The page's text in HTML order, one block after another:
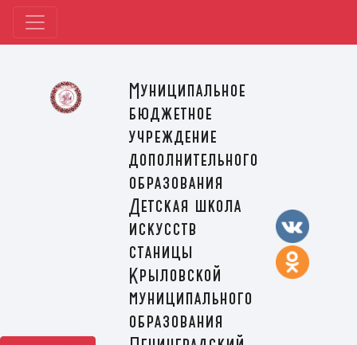
Муниципальное
бюджетное
учреждение
дополнительного
образования
Детская школа
искусств
станицы
Крыловской
муниципального
образования